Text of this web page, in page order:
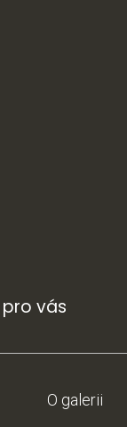
vás
O galerii